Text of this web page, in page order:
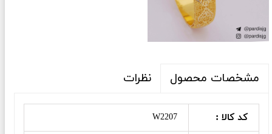
مشخصات محصول نظرات
کد کالا : W2207